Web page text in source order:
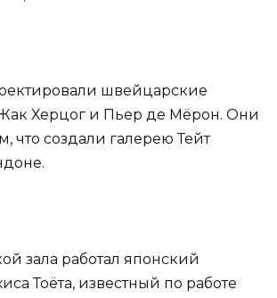
швейцарские
Херцог и Пьер де Мёрон. Они
что создали галерею Тейт
зала работал японский
Тоёта, известный по работе